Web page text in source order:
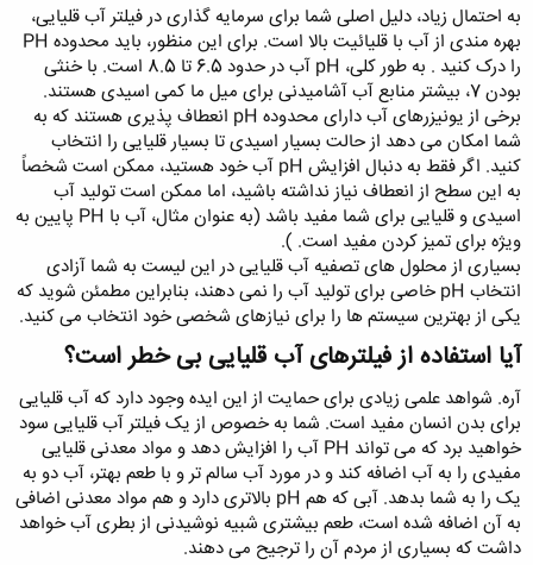
به احتمال زیاد، دلیل اصلی شما برای سرمایه گذاری در فیلتر آب قلیایی،
بهره مندی از آب با قلیائیت بالا است. برای این منظور، باید محدوده PH
را درک کنید . به طور کلی، pH آب در حدود 6.5 تا 8.5 است. با خنثی
بودن 7، بیشتر منابع آب آشامیدنی برای میل ما کمی اسیدی هستند.
برخی از یونیزرهای آب دارای محدوده pH انعطاف پذیری هستند که به
شما امکان می دهد از حالت بسیار اسیدی تا بسیار قلیایی را انتخاب
کنید. اگر فقط به دنبال افزایش pH آب خود هستید، ممکن است شخصاً
به این سطح از انعطاف نیاز نداشته باشید، اما ممکن است تولید آب
اسیدی و قلیایی برای شما مفید باشد (به عنوان مثال، آب با PH پایین به
ویژه برای تمیز کردن مفید است. ).
بسیاری از محلول های تصفیه آب قلیایی در این لیست به شما آزادی
انتخاب pH خاصی برای تولید آب را نمی دهند، بنابراین مطمئن شوید که
یکی از بهترین سیستم ها را برای نیازهای شخصی خود انتخاب می کنید.
آیا استفاده از فیلترهای آب قلیایی بی خطر است؟
آره. شواهد علمی زیادی برای حمایت از این ایده وجود دارد که آب قلیایی
برای بدن انسان مفید است. شما به خصوص از یک فیلتر آب قلیایی سود
خواهید برد که می تواند PH آب را افزایش دهد و مواد معدنی قلیایی
مفیدی را به آب اضافه کند و در مورد آب سالم تر و با طعم بهتر، آب دو به
یک را به شما بدهد. آبی که هم pH بالاتری دارد و هم مواد معدنی اضافی
به آن اضافه شده است، طعم بیشتری شبیه نوشیدنی از بطری آب خواهد
داشت که بسیاری از مردم آن را ترجیح می دهند.